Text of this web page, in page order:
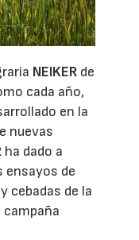
NEIKER de
cada año,
en la
nuevas
ha dado a
ensayos de
cebadas de la
campaña